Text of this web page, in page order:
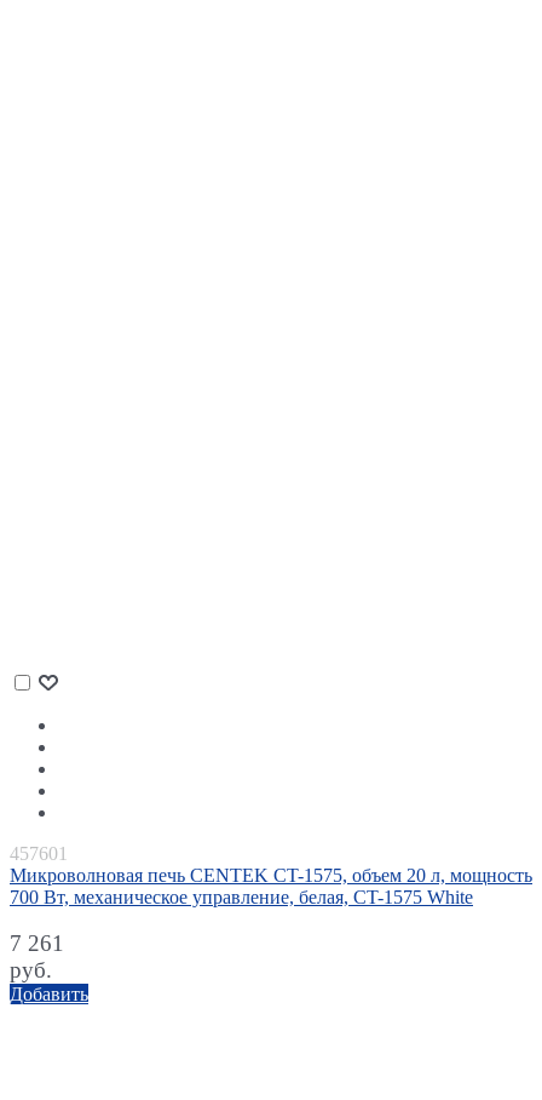
457601
Микроволновая печь CENTEK CT-1575, объем 20 л, мощность
700 Вт, механическое управление, белая, CT-1575 White
7 261
руб.
Добавить